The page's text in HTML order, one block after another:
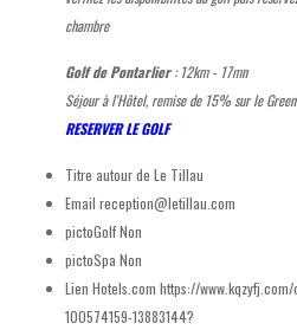
chambre
Golf de Pontarlier: 12km - 17mn
Séjour à l'Hôtel, remise de 15% sur le
RESERVER LE GOLF
Titre autour de Le Tillau
Email reception@letillau.com
pictoGolfNon
pictoSpa Non
Lien Hotels.com https://
100574159-13883144?